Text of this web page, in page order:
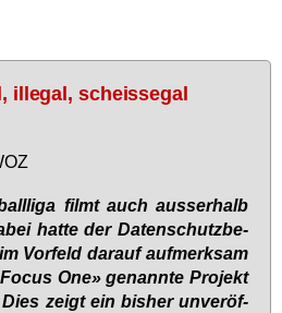
illegal, scheissegal
filmt auch aus­ser­halb
hat­te der Da­ten­schutz­be­
Vor­feld dar­auf auf­merk­sam
One» ge­nann­te Pro­jekt
zeigt ein bis­her un­ver­öf­